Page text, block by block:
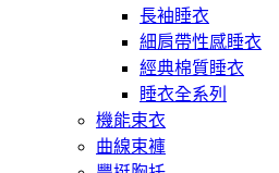
長袖睡衣
細肩帶性感睡衣
經典棉質睡衣
睡衣全系列
機能束衣
曲線束褲